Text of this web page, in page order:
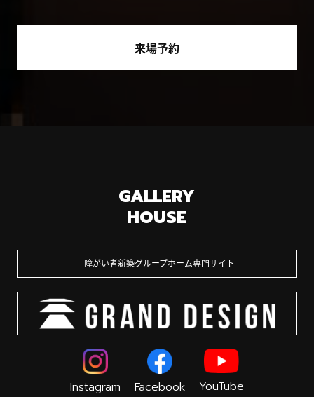
来場予約
GALLERY
HOUSE
障がい者新築グループホーム専門サイト
Instagram Facebook YouTube